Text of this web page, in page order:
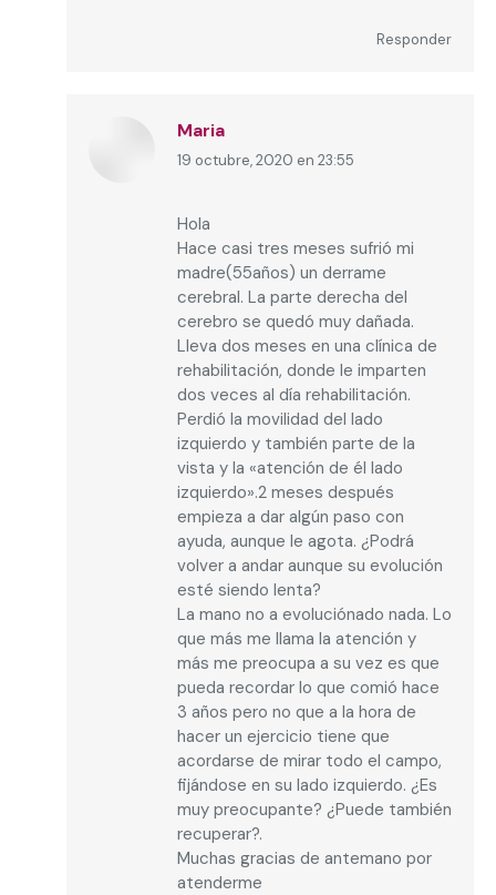
Responder
Maria
dice:
19 octubre, 2020 en 23:55
Hola
Hace casi tres meses sufrió mi
madre(55años) un derrame
cerebral. La parte derecha del
cerebro se quedó muy dañada.
Lleva dos meses en una clínica de
rehabilitación, donde le imparten
dos veces al día rehabilitación.
Perdió la movilidad del lado
izquierdo y también parte de la
vista y la «atención de él lado
izquierdo».2 meses después
empieza a dar algún paso con
ayuda, aunque le agota. ¿Podrá
volver a andar aunque su evolución
esté siendo lenta?
La mano no a evoluciónado nada. Lo
que más me llama la atención y
más me preocupa a su vez es que
pueda recordar lo que comió hace
3 años pero no que a la hora de
hacer un ejercicio tiene que
acordarse de mirar todo el campo,
fijándose en su lado izquierdo. ¿Es
muy preocupante? ¿Puede también
recuperar?.
Muchas gracias de antemano por
atenderme